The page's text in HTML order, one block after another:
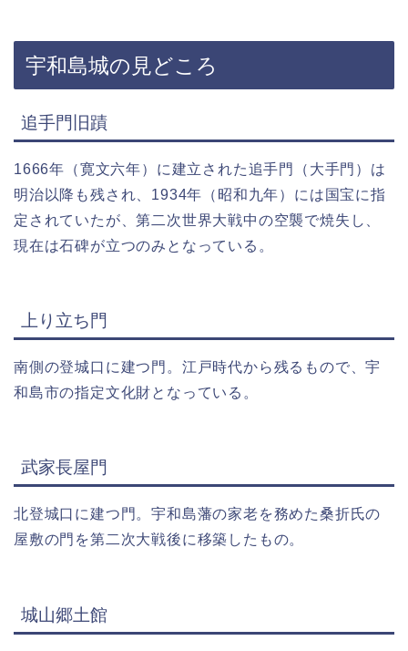
宇和島城の見どころ
追手門旧蹟
1666年（寛文六年）に建立された追手門（大手門）は
明治以降も残され、1934年（昭和九年）には国宝に指
定されていたが、第二次世界大戦中の空襲で焼失し、
現在は石碑が立つのみとなっている。
上り立ち門
南側の登城口に建つ門。江戸時代から残るもので、宇
和島市の指定文化財となっている。
武家長屋門
北登城口に建つ門。宇和島藩の家老を務めた桑折氏の
屋敷の門を第二次大戦後に移築したもの。
城山郷土館